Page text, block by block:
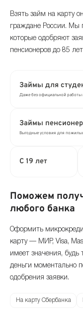
Взять займ на карту
граждане России. Мы
которые одобряют
пенсионеров до 85
Займы для
Даже без официальной работы
Займы
Выгодные условия для
С 19 лет
Поможем
любого банка
Оформить
карту — МИР, Visa,
имеет значения, будь
деньги моментально
одобрения заявки.
На карту Сбербанка